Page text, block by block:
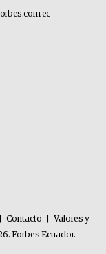
Contacto
Valores y
Forbes Ecuador.